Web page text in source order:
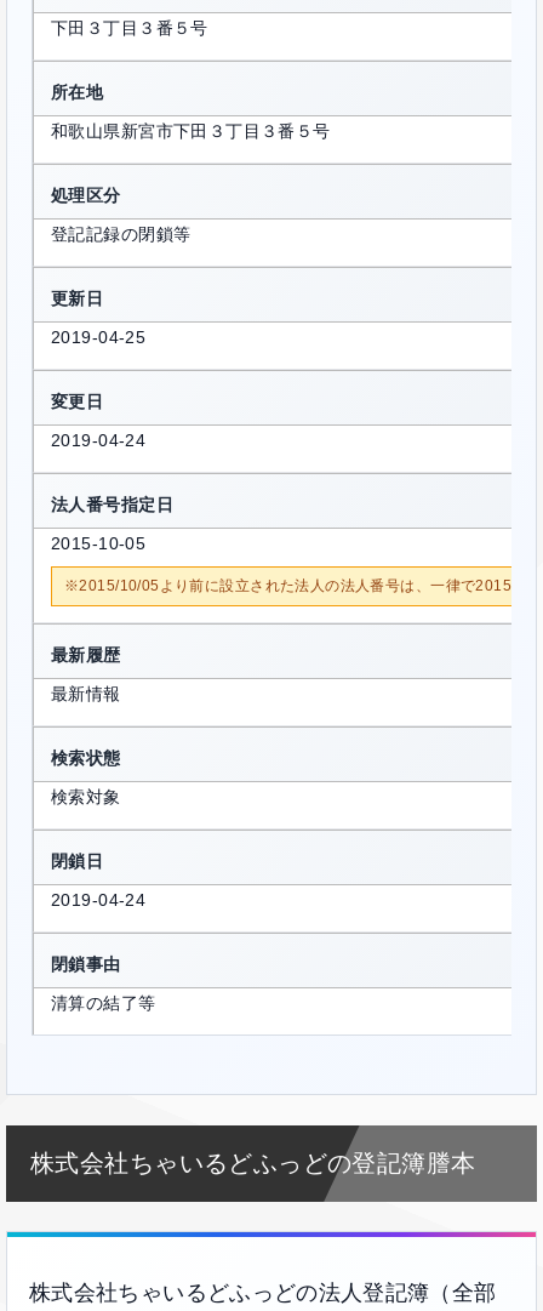
下田３丁目３番５号
所在地
和歌山県新宮市下田３丁目３番５号
処理区分
登記記録の閉鎖等
更新日
2019-04-25
変更日
2019-04-24
法人番号指定日
2015-10-05
※2015/10/05より前に設立された法人の法人番号は、一律で2015/10/
最新履歴
最新情報
検索状態
検索対象
閉鎖日
2019-04-24
閉鎖事由
清算の結了等
株式会社ちゃいるどふっどの登記簿謄本
株式会社ちゃいるどふっどの法人登記簿（全部